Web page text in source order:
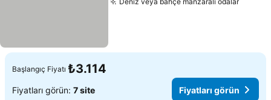
Başlangıç Fiyatı ₺3.114
Fiyatları görün: 7 site Fiyatları görün